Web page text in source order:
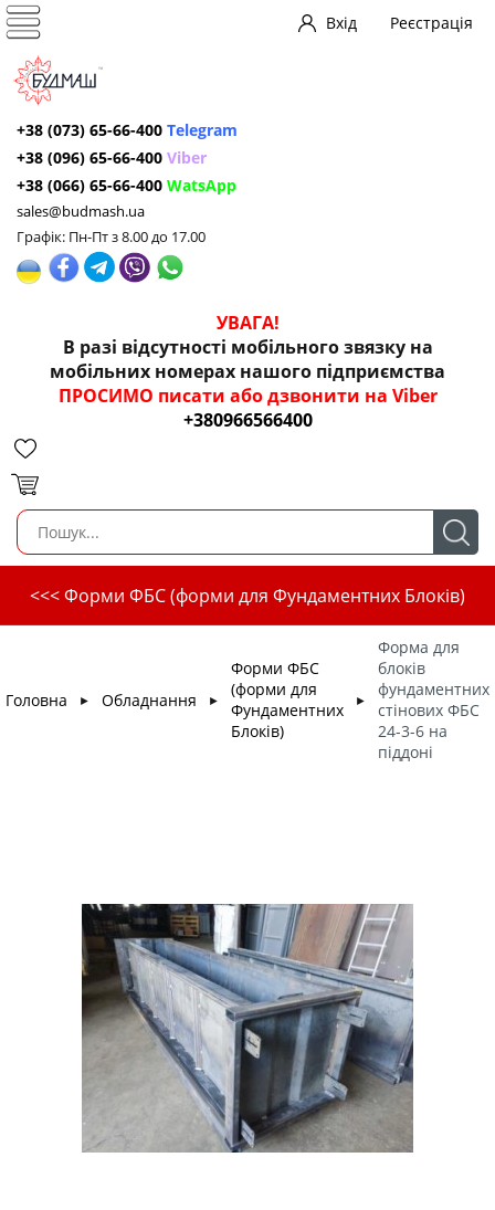
Вхід Реєстрація
+38 (073) 65-66-400 Telegram
+38 (096) 65-66-400 Viber
+38 (066) 65-66-400 WatsApp
sales@budmash.ua
Графік: Пн-Пт з 8.00 до 17.00
УВАГА!
В разі відсутності мобільного звязку на
мобільних номерах нашого підприємства
ПРОСИМО писати або дзвонити на Viber
+380966566400
<<< Форми ФБС (форми для Фундаментних Блоків)
Головна ► Обладнання ►
Форми ФБС
(форми для
Фундаментних
Блоків)
►
Форма для
блоків
фундаментних
стінових ФБС
24-3-6 на
піддоні